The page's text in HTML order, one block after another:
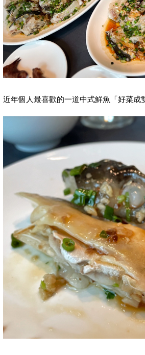
近年個人最喜歡的一道中式鮮魚「好菜成